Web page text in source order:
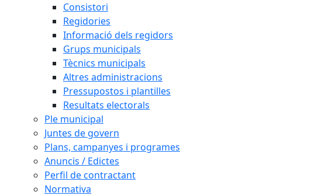
Consistori
Regidories
Informació dels regidors
Grups municipals
Tècnics municipals
Altres administracions
Pressupostos i plantilles
Resultats electorals
Ple municipal
Juntes de govern
Plans, campanyes i programes
Anuncis / Edictes
Perfil de contractant
Normativa